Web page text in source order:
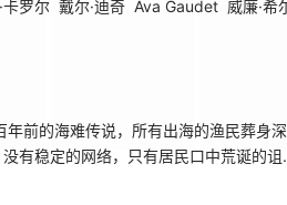
卡罗尔 戴尔·迪奇 Ava Gaudet 威廉·希
前的海难传说，所有出海的渔民葬身
有稳定的网络，只有居民口中荒诞的诅